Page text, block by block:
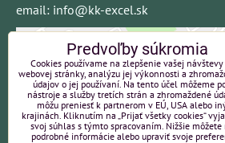
email: info@kk-excel.sk
Predvoľby súkromia
Cookies používame na zlepšenie vašej
webovej stránky, analýzu jej výkonnosti a
údajov o jej používaní. Na tento účel môžeme
nástroje a služby tretích strán a zhromaždené
môžu preniesť k partnerom v EÚ, USA alebo
krajinách. Kliknutím na „Prijať všetky cookies“
svoj súhlas s týmto spracovaním. Nižšie môžete
podrobné informácie alebo upraviť svoje